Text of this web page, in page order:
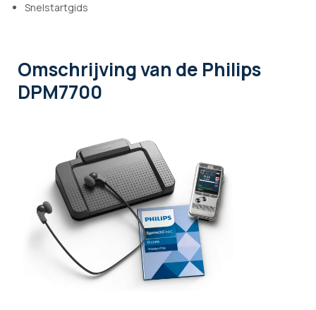
Snelstartgids
Omschrijvingvan de Philips
DPM7700